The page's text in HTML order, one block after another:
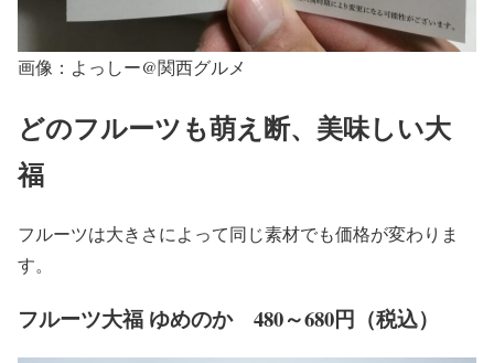
画像：よっしー@関西グルメ
どのフルーツも萌え断、美味しい大
福
フルーツは大きさによって同じ素材でも価格が変わりま
す。
フルーツ大福 ゆめのか 480～680円（税込）